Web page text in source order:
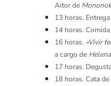
Aitor de
13 horas.
14 horas.
16 horas. «Vivir
a cargo de
17 horas.
18 horas. Cata